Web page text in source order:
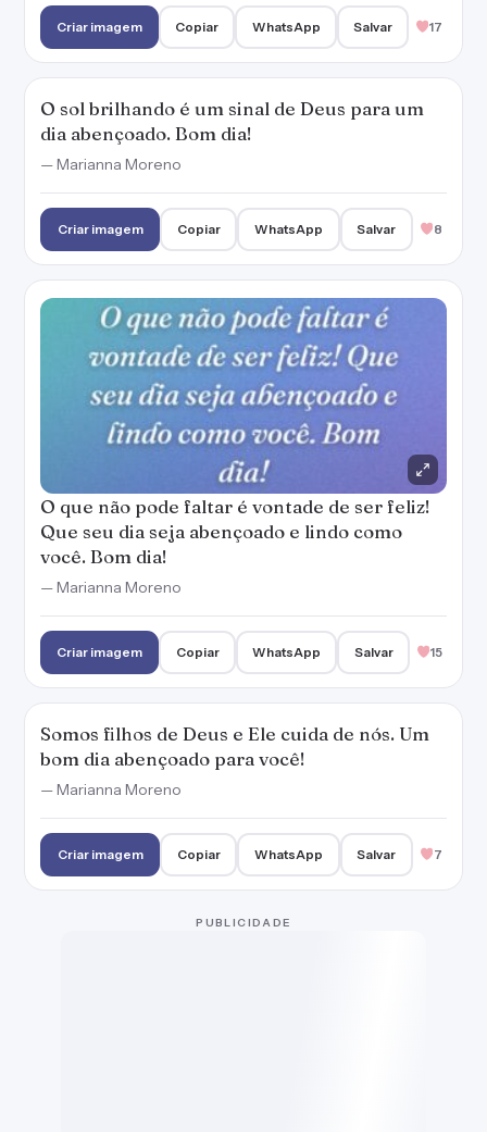
Que seu dia seja abençoado e lindo como
você. Bom dia!
— Marianna Moreno
Criar imagem Copiar WhatsApp Salvar
Somos filhos de Deus e Ele cuida de nós. Um
bom dia abençoado para você!
Criar imagem Copiar WhatsApp Salvar